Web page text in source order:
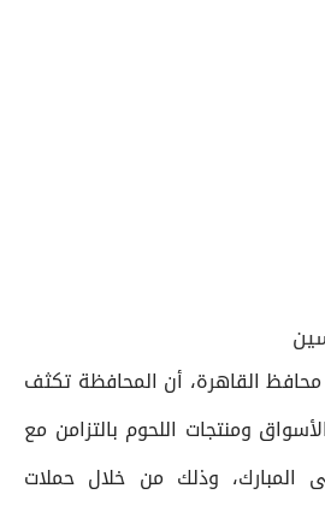
محافظ القاهرة، أن المحافظة تكثف
ومنتجات اللحوم بالتزامن مع
المبارك، وذلك من خلال حملات